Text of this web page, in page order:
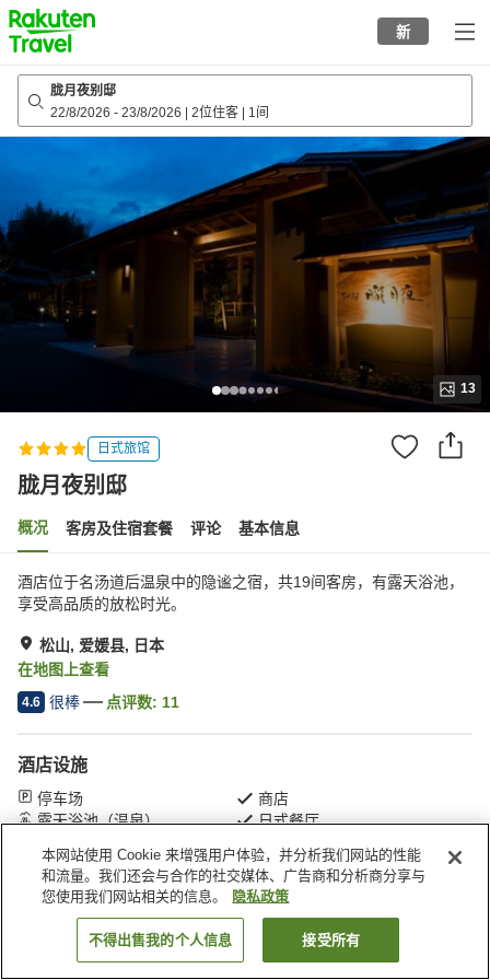
to
top
page
新
胧月夜别邸
22/8/2026 - 23/8/2026 2位住客 1间
13
日式旅馆
胧月夜别邸
概况 客房及住宿套餐 评论 基本信息
酒店位于名汤道后温泉中的隐谧之宿，共19间客房，有露天浴池，
享受高品质的放松时光。
松山, 爱媛县, 日本
在地图上查看
4.6 很棒 点评数: 11
酒店设施
停车场
商店
露天浴池（温泉）
日式餐厅
首页 日本 爱媛县 松山 胧月夜别邸
搜索客房
本网站使用 Cookie 来增强用户体验，并分析我们网站的性能
和流量。我们还会与合作的社交媒体、广告商和分析商分享与
您使用我们网站相关的信息。
隐私政策
不得出售我的个人信息 接受所有